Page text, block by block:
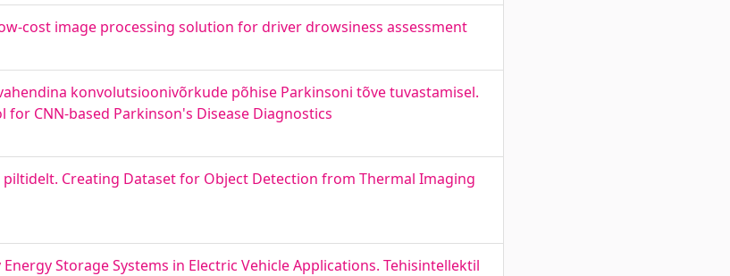
cost image processing solution for driver drowsiness assessment
konvolutsioonivõrkude põhise Parkinsoni tõve tuvastamisel.
CNN-based Parkinson's Disease Diagnostics
Creating Dataset for Object Detection from Thermal Imaging
Storage Systems in Electric Vehicle Applications. Tehisintellektil